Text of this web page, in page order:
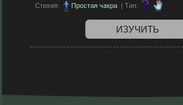
Стихия: Простая чакра | Тип:
ИЗУЧИТЬ